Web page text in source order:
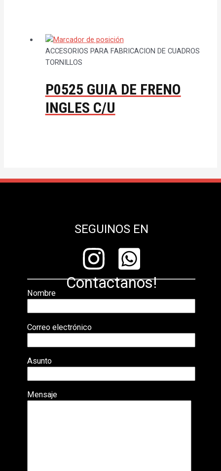
ACCESORIOS PARA FABRICACION DE CUADROS
TORNILLOS
P0525 GUIA DE FRENO
INGLES C/U
SEGUINOS EN
Contactanos!
Nombre
Correo electrónico
Asunto
Mensaje